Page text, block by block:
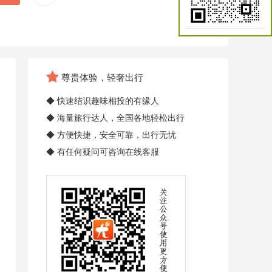
尊贵体验，轻奢出行
◆ 快速结识趣味相投的有缘人
◆ 海量旅行达人，全国各地轻松出行
◆ 方便快捷，安全可靠，出行无忧
◆ 有任何疑问可咨询在线客服